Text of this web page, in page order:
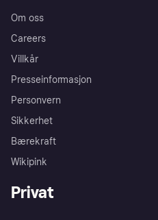
Om oss
Careers
Villkår
Presseinformasjon
Personvern
Sikkerhet
Bærekraft
Wikipink
Privat